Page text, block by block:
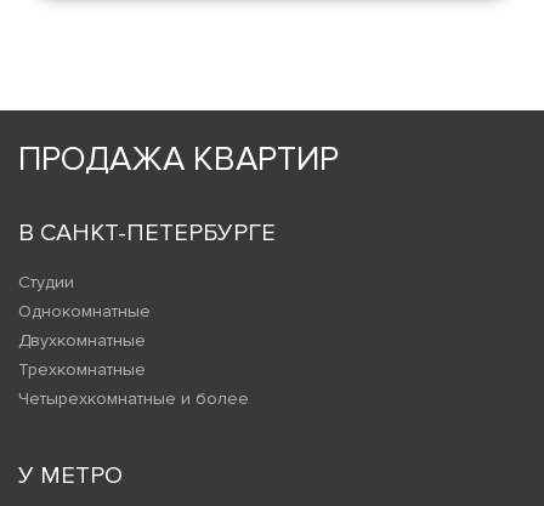
ПРОДАЖА КВАРТИР
В САНКТ-ПЕТЕРБУРГЕ
Студии
Однокомнатные
Двухкомнатные
Трехкомнатные
Четырехкомнатные и более
У МЕТРО